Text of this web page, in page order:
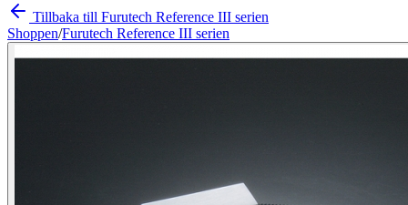
Tillbaka till Furutech Reference III serien
Shoppen/Furutech Reference III serien